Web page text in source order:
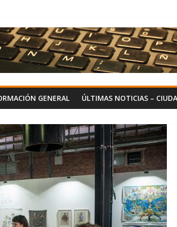
GENERAL ÚLTIMAS NOTICIAS –